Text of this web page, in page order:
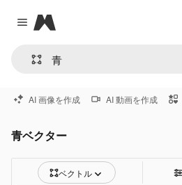
Close menu
Magnific
AI 画像を作成 AI 動画を作成
青ベクター
ベクトル